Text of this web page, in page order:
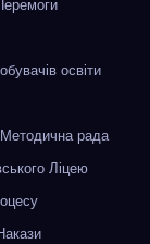
освіти
Методична рада
Ліцею